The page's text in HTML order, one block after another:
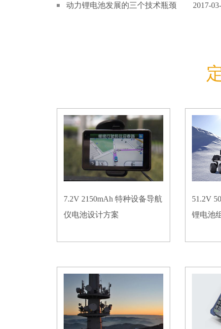
动力锂电池发展的三个技术瓶颈 2017-
7.2V 2150mAh 特种设备导航
仪电池设计方案
51.2V
锂电池